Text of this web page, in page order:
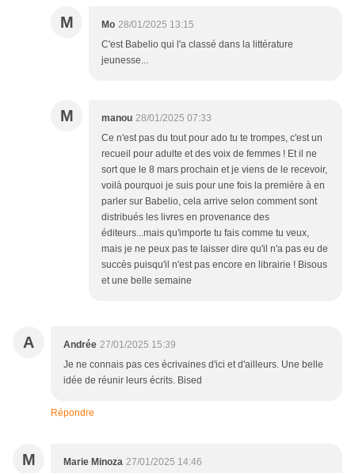
M Mo 28/01/2025 13:15
C'est Babelio qui l'a classé dans la littérature
jeunesse...
M manou 28/01/2025 07:33
Ce n'est pas du tout pour ado tu te trompes, c'est un
recueil pour adulte et des voix de femmes ! Et il ne
sort que le 8 mars prochain et je viens de le recevoir,
voilà pourquoi je suis pour une fois la première à en
parler sur Babelio, cela arrive selon comment sont
distribués les livres en provenance des
éditeurs...mais qu'importe tu fais comme tu veux,
mais je ne peux pas te laisser dire qu'il n'a pas eu de
succès puisqu'il n'est pas encore en librairie ! Bisous
et une belle semaine
A Andrée 27/01/2025 15:39
Je ne connais pas ces écrivaines d'ici et d'ailleurs. Une belle
idée de réunir leurs écrits. Bised
Répondre
M Marie Minoza 27/01/2025 14:46